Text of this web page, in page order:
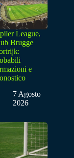
League,
Brugge
e
7 Agosto
2026